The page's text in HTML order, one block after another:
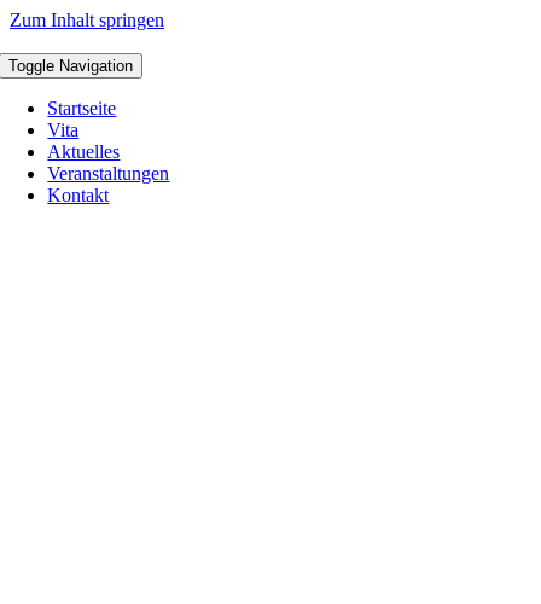
Zum Inhalt springen
Toggle Navigation
Startseite
Vita
Aktuelles
Veranstaltungen
Kontakt